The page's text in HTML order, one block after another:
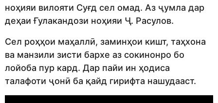
ноҳияи вилояти Суғд сел омад. Аз ҷумла дар
деҳаи Ғулакандози ноҳияи Ҷ. Расулов.
Сел роҳҳои маҳаллӣ, заминҳои кишт, таҳхона
ва манзили зисти бархе аз сокинонро бо
лойоба пур кард. Дар пайи ин ҳодиса
талафоти ҷонӣ ба қайд гирифта нашудааст.